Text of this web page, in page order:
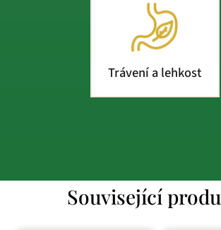
Trávení a lehkost
Související